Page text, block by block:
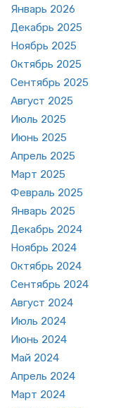
Ян­варь 2026
Де­кабрь 2025
Но­ябрь 2025
Ок­тябрь 2025
Сен­тябрь 2025
Ав­густ 2025
Июль 2025
Июнь 2025
Ап­рель 2025
Март 2025
Фев­раль 2025
Ян­варь 2025
Де­кабрь 2024
Но­ябрь 2024
Ок­тябрь 2024
Сен­тябрь 2024
Ав­густ 2024
Июль 2024
Июнь 2024
Май 2024
Ап­рель 2024
Март 2024